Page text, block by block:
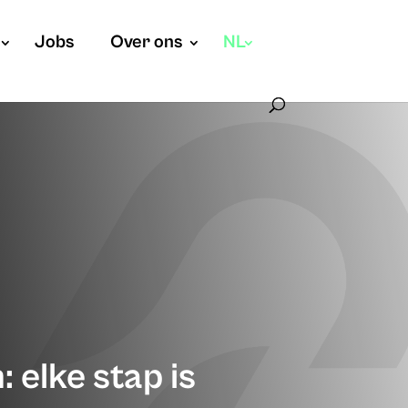
Jobs Over ons NL
elke stap is